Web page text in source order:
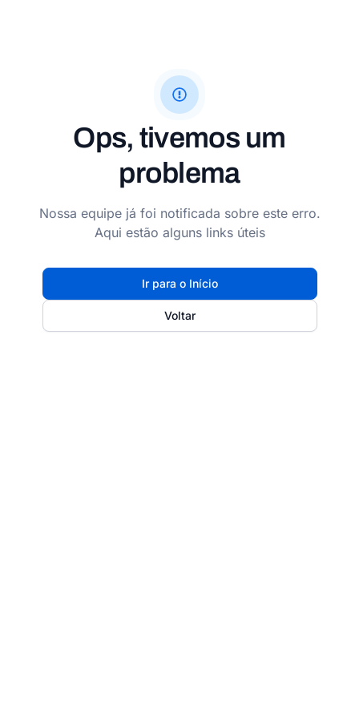
Ops, tivemos um
problema
Nossa equipe já foi notificada sobre este erro.
Aqui estão alguns links úteis
Ir para o Início
Voltar